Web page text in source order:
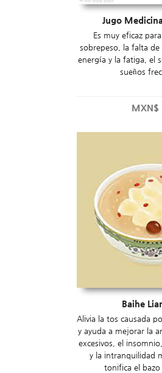
Jugo
Es muy eficaz
sobrepeso, la falta
energía y la fatiga, el
sueños
MXN$
Baihe
Alivia la tos causada
y ayuda a mejorar la
excesivos, el
y la intranquilidad
tonifica el bazo